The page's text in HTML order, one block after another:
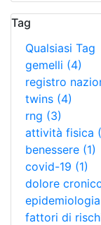
Tag
Qualsiasi Tag
gemelli (4)
registro
twins (4)
rng (3)
attività fisica
benessere (1)
covid-19 (1)
dolore
epidemiologia
fattori di